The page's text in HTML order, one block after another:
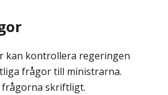
kan kontrollera regeringen
frågor till ministrarna.
skriftligt.